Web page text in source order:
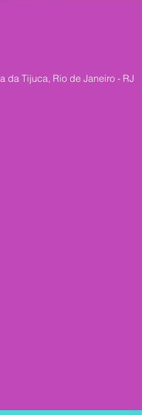
da Tijuca, Rio de Janeiro - RJ